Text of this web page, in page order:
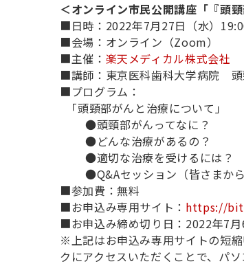
＜オンライン市民公開講座「『頭
■日時：2022年7月27日（水）1
■会場：オンライン（Zoom）
■主催： 楽天メディカル株式会社
■講師：東京医科歯科大学病院
■プログラム：
「頭頸部がんと治療について」
●頭頸部がんってなに？
●どんな治療があるの？
●適切な治療を受けるには？
●Q&Aセッション（皆さまか
■参加費：無料
■お申込み専用サイト： https://
■お申込み締め切り日 ：2022年7月
※上記はお申込み専用サイトの短
クにアクセスいただくことで、パ